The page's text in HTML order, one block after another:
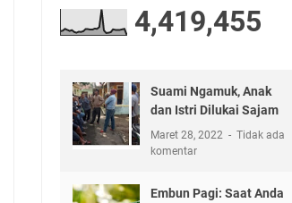
4,419,455
Suami Ngamuk, Anak
dan Istri Dilukai Sajam
Maret 28, 2022
Tidak ada
komentar
Embun Pagi: Saat Anda